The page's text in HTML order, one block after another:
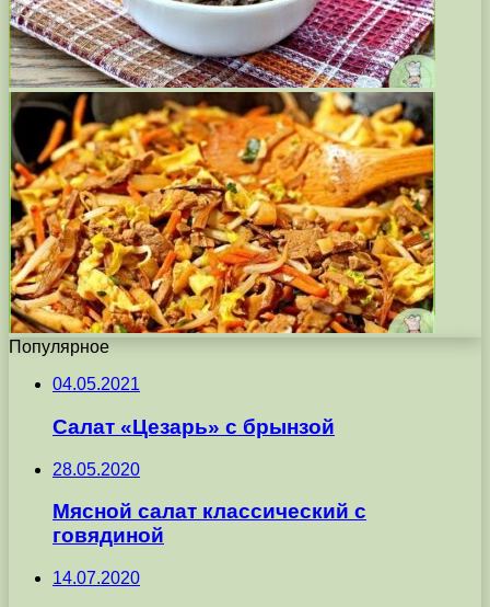
Популярное
04.05.2021
Салат «Цезарь» с брынзой
28.05.2020
Мясной салат классический с
говядиной
14.07.2020